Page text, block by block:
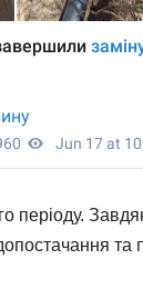
періоду.
та